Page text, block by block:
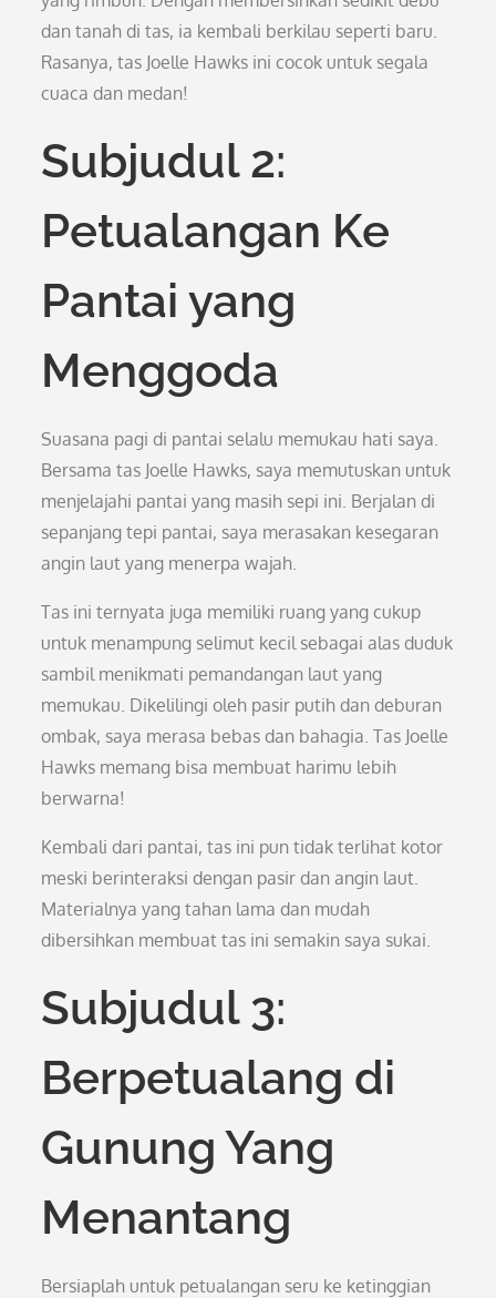
dan tanah di tas, ia kembali berkilau seperti baru.
Rasanya, tas Joelle Hawks ini cocok untuk segala
cuaca dan medan!
Subjudul 2:
Petualangan Ke
Pantai yang
Menggoda
Suasana pagi di pantai selalu memukau hati saya.
Bersama tas Joelle Hawks, saya memutuskan untuk
menjelajahi pantai yang masih sepi ini. Berjalan di
sepanjang tepi pantai, saya merasakan kesegaran
angin laut yang menerpa wajah.
Tas ini ternyata juga memiliki ruang yang cukup
untuk menampung selimut kecil sebagai alas duduk
sambil menikmati pemandangan laut yang
memukau. Dikelilingi oleh pasir putih dan deburan
ombak, saya merasa bebas dan bahagia. Tas Joelle
Hawks memang bisa membuat harimu lebih
berwarna!
Kembali dari pantai, tas ini pun tidak terlihat kotor
meski berinteraksi dengan pasir dan angin laut.
Materialnya yang tahan lama dan mudah
dibersihkan membuat tas ini semakin saya sukai.
Subjudul 3:
Berpetualang di
Gunung Yang
Menantang
Bersiaplah untuk petualangan seru ke ketinggian